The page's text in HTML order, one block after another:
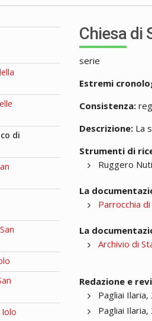
di
Iolo
Chiesa di
serie
Estremi
Consistenza:
Descrizione: La
Strumenti di
Ruggero
La
Parrocchia
La
Archivio di
Redazione e
Pagliai
Pagliai